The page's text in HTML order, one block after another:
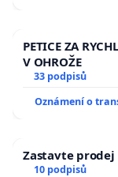
PETICE ZA
V OHROŽE
33 podpisů
Oznámení o
Zastavte prodej
10 podpisů